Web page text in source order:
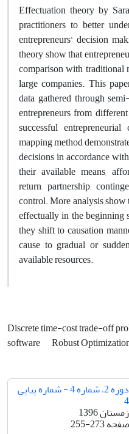
Effectuation theory by
practitioners to better
entrepreneurs’ decision
theory show that
comparison with traditional
large companies. This
data gathered through
entrepreneurs from
successful
mapping method
decisions in accordance
their available means,
return, partnership,
control. More analysis show
effectually in the beginning
they shift to causation
cause to gradual or
available resources.
Discrete time-cost trade-off
software
Robust
دوره 2، شماره 4 - شماره پیاپی
4
زمستان 1396
صفحه255-273